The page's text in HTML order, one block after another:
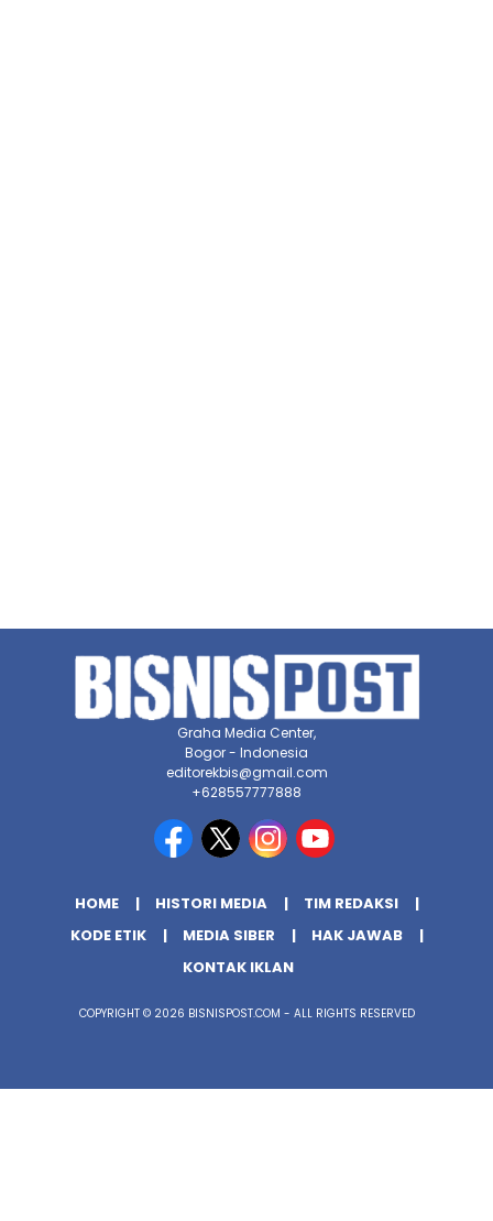
Graha Media Center,
Bogor - Indonesia
editorekbis@gmail.com
+628557777888
HOME HISTORI MEDIA
TIM REDAKSI
KODE ETIK
MEDIA SIBER
HAK JAWAB
KONTAK IKLAN
COPYRIGHT © 2026 BISNISPOST.COM - ALL RIGHTS RESERVED